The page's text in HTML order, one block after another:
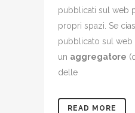
pubblicati sul web
propri spazi. Se
pubblicato sul web
un aggregatore
delle
READ MORE